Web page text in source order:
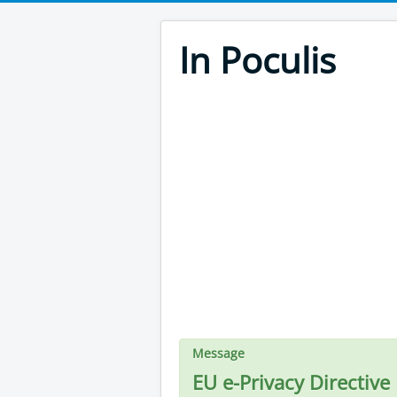
In Poculis
Message
EU e-Privacy Directive